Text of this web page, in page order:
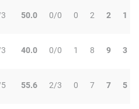
50.0 0/0 0 2 2 1
40.0 0/0 1 8 9 3
55.6 2/3 0 7 7 5